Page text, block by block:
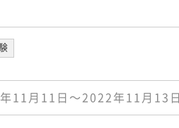
11月11日〜2022年11月13日